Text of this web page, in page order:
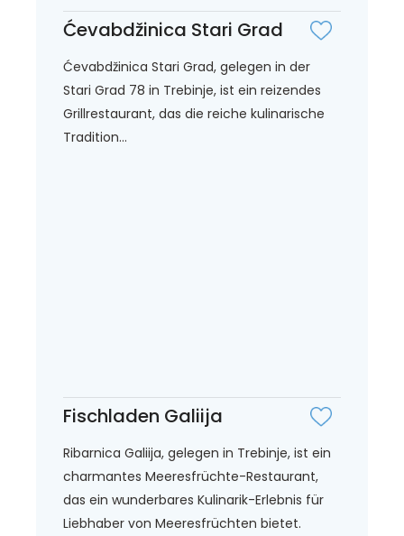
Ćevabdžinica Stari Grad
Ćevabdžinica Stari Grad, gelegen in der
Stari Grad 78 in Trebinje, ist ein reizendes
Grillrestaurant, das die reiche kulinarische
Tradition...
Fischladen Galiija
Ribarnica Galiija, gelegen in Trebinje, ist ein
charmantes Meeresfrüchte-Restaurant,
das ein wunderbares Kulinarik-Erlebnis für
Liebhaber von Meeresfrüchten bietet.